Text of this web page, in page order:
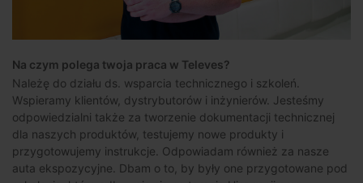
Na czym polega twoja praca w Televes?
Należę do działu ds. wsparcia technicznego i szkoleń.
Wspieramy klientów, dystrybutorów i inżynierów. Jesteśmy
odpowiedzialni także za tworzenie dokumentacji technicznej
dla naszych produktów, testujemy nowe produkty i
przygotowujemy instrukcje. Odpowiadam również za nasze
auta ekspozycyjne. Dbam o to, by były one przygotowane pod